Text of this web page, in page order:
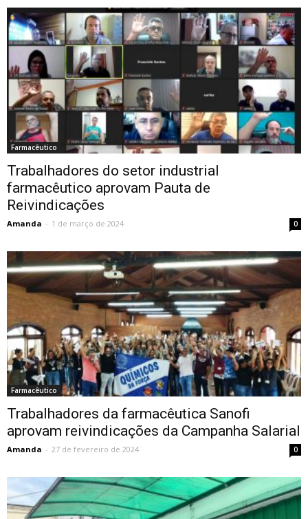
Farmacêutico
Trabalhadores do setor industrial
farmacêutico aprovam Pauta de
Reivindicações
Amanda - 1 de março de 2024 0
Farmacêutico
Trabalhadores da farmacêutica Sanofi
aprovam reivindicações da Campanha Salarial
Amanda - 27 de fevereiro de 2024 0